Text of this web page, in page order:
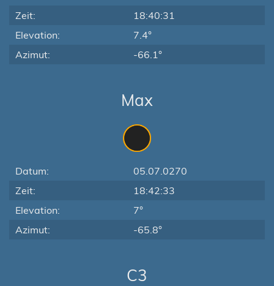
Zeit:
18:40:31
Elevation:
7.4°
Azimut:
-66.1°
Max
Datum:
05.07.0270
Zeit:
18:42:33
Elevation:
7°
Azimut:
-65.8°
C3